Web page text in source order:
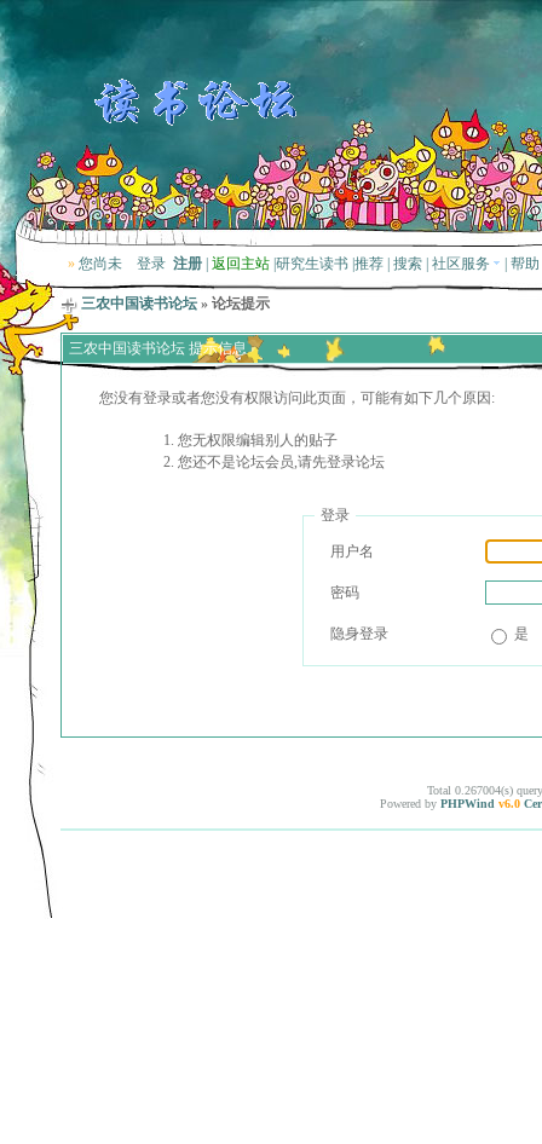
» 您尚未 登录 注册 返回主站 研究生读书 推荐 搜索 社区服务 帮助
三农中国读书论坛 » 论坛提示
三农中国读书论坛 提示信息
您没有登录或者您没有权限访问此页面，可能有如下几个原因:
您无权限编辑别人的贴子
您还不是论坛会员,请先登录论坛
登录
用户名
密码
隐身登录 是
Total 0.267004(s)
Powered by PHPWind v6.0